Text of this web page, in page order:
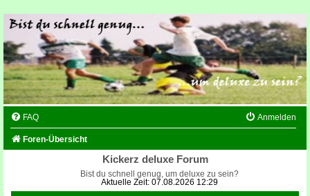
FAQ Anmelden
Foren-Übersicht
Kickerz deluxe Forum
Bist du schnell genug, um deluxe zu sein?
Aktuelle Zeit: 07.08.2026 12:29